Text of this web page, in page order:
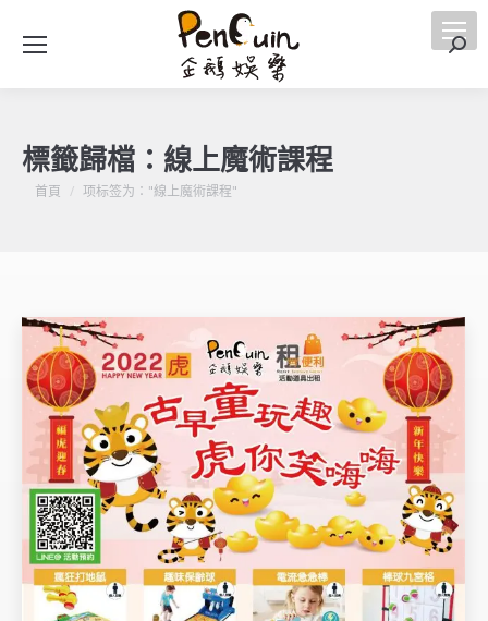
搜
標籤歸檔： 線上魔術課程
您在這裡：
首頁 项标签为："線上魔術課程"